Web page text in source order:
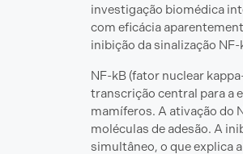
investigação biomédica
com eficácia
inibição da sinalização NF-
NF-kB (fator nuclear
transcrição central para a
mamíferos. A ativação do
moléculas de adesão. A
simultâneo, o que explica